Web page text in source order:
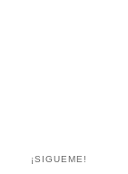
¡SIGUEME!